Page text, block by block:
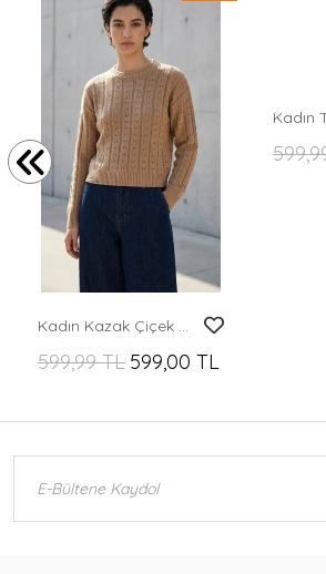
Kadın Kazak Çiçek Desenli Delikli Kazak Kadın Kazak
599,99 TL 599,00 TL
Kadın